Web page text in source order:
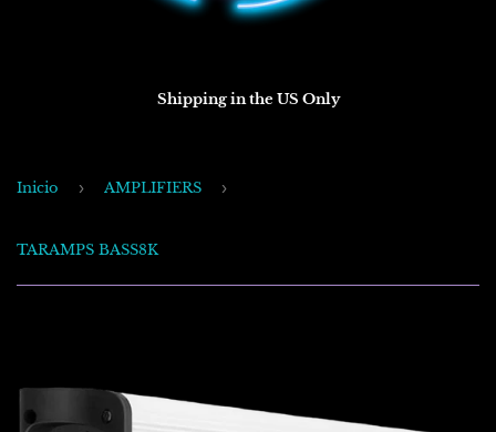
Shipping in the US Only
Inicio › AMPLIFIERS ›
TARAMPS BASS8K